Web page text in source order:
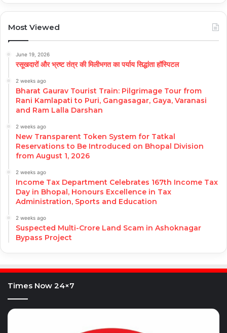
Most Viewed
June 19, 2026
रसूखदारों और भ्रष्ट तंत्र की मिलीभगत का पर्याय सिद्धांता हॉस्पिटल
2 weeks ago
Bharat Gaurav Tourist Train: Pilgrimage Tour from
Rani Kamlapati to Puri, Gangasagar, Gaya, Varanasi
and Ram Lalla Darshan
2 weeks ago
New Transparent Token System for Tatkal
Reservations to Be Introduced on Bhopal Division
from August 1, 2026
2 weeks ago
Income Tax Department Celebrates 167th Income Tax
Day in Bhopal, Honours Excellence in Tax
Administration, Sports and Education
2 weeks ago
Suspected Multi-Crore Land Scam in Ashoknagar
Bypass Project
Times Now 24×7